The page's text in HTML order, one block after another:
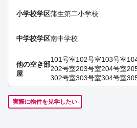
小学校学区蒲生第二小学校
中学校学区南中学校
他の空き部
屋
101号室102号室103号室
202号室203号室204号室
302号室303号室304号室
実際に物件を見学したい